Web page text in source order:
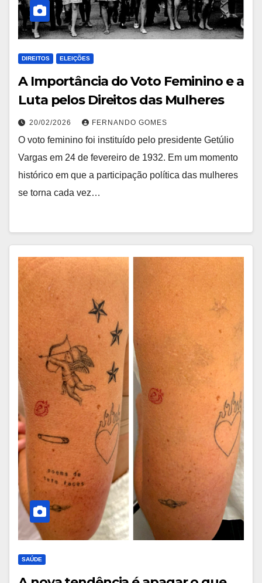
DIREITOS ELEIÇÕES
A Importância do Voto Feminino e a
Luta pelos Direitos das Mulheres
20/02/2026 FERNANDO GOMES
O voto feminino foi instituído pelo presidente Getúlio
Vargas em 24 de fevereiro de 1932. Em um momento
histórico em que a participação política das mulheres
se torna cada vez…
SAÚDE